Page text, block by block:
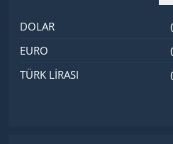
İsimDeğer
DOLAR
EURO
TÜRK LIRASI